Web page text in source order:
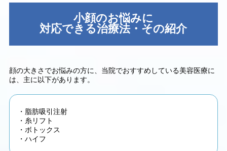
小顔のお悩みに
対応できる治療法・その紹介
顔の大きさでお悩みの方に、当院でおすすめしている美容医療に
は、主に以下があります。
・脂肪吸引注射
・糸リフト
・ボトックス
・ハイフ